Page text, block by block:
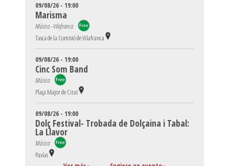
09/08/26 - 19:00
Marisma
Música - Vilafranca
Tasca de la Comisió de Vilafranca
09/08/26 - 19:00
Cinc Som Band
Música
Plaça Major de Cirat
09/08/26 - 19:00
Dolç Festival- Trobada de Dolçaina i Tabal:
La Llavor
Música
Pavías